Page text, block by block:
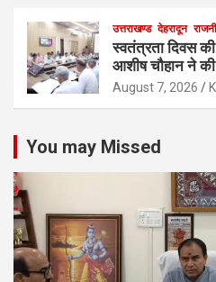
उत्तराखण्ड देहरादून
स्वतंत्रता दिवस
आशीष चौहान ने की
August 7, 2026
You may Missed